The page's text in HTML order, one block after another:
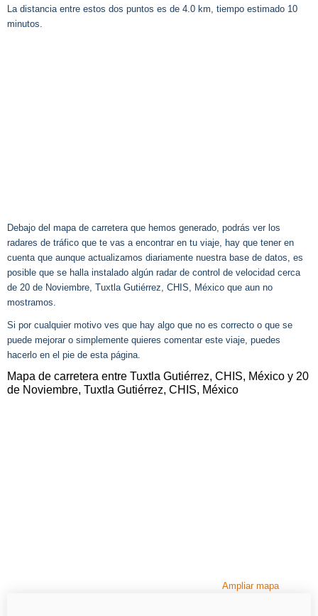
La distancia entre estos dos puntos es de 4.0 km, tiempo estimado 10
minutos.
Debajo del mapa de carretera que hemos generado, podrás ver los
radares de tráfico que te vas a encontrar en tu viaje, hay que tener en
cuenta que aunque actualizamos diariamente nuestra base de datos, es
posible que se halla instalado algún radar de control de velocidad cerca
de 20 de Noviembre, Tuxtla Gutiérrez, CHIS, México que aun no
mostramos.
Si por cualquier motivo ves que hay algo que no es correcto o que se
puede mejorar o simplemente quieres comentar este viaje, puedes
hacerlo en el pie de esta página.
Mapa de carretera entre Tuxtla Gutiérrez, CHIS, México y 20
de Noviembre, Tuxtla Gutiérrez, CHIS, México
Ampliar mapa